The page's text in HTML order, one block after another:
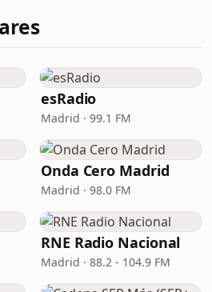
esRadio
Madrid · 99.1 FM
Onda Cero Madrid
Madrid · 98.0 FM
RNE Radio Nacional
Madrid · 88.2 - 104.9 FM